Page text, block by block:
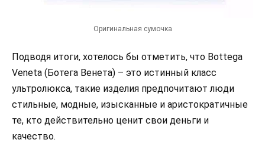
Оригинальная сумочка
Подводя итоги, хотелось бы отметить, что Bottega
Veneta (Ботега Венета) – это истинный класс
ультролюкса, такие изделия предпочитают люди
стильные, модные, изысканные и аристократичные
те, кто действительно ценит свои деньги и
качество.